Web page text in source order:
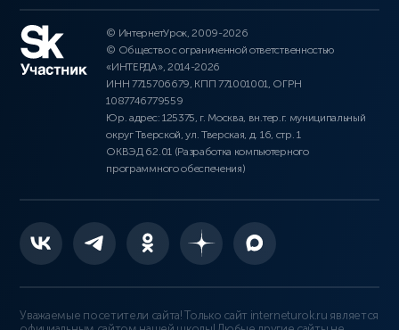
© ИнтернетУрок, 2009-2026
© Общество с ограниченной ответственностью
«ИНТЕРДА», 2014-2026
ИНН 7715706679, КПП 771001001, ОГРН
1087746779559
Юр. адрес: 125375, г. Москва, вн.тер.г. муниципальный
округ Тверской, ул. Тверская, д. 16, стр. 1
ОКВЭД 62.01 (Разработка компьютерного
программного обеспечения)
Уважаемые посетители сайта! Только сайт interneturok.ru является